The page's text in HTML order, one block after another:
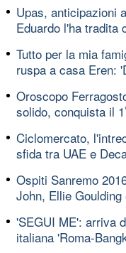
Upas, anticipazioni
Eduardo l'ha tradita
Tutto per la mia
ruspa a casa Eren:
Oroscopo
solido, conquista il
Ciclomercato,
sfida tra UAE e
Ospiti Sanremo
John, Ellie
'SEGUI ME': arriva
italiana 'Roma-